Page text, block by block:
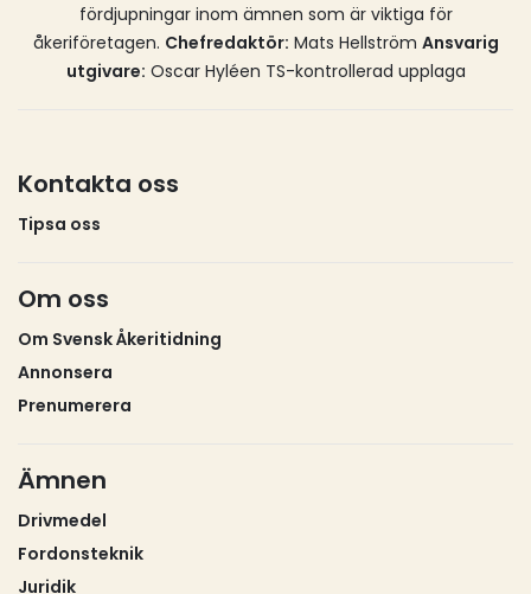
fördjupningar inom ämnen som är viktiga för
åkeriföretagen. Chefredaktör: Mats Hellström Ansvarig
utgivare: Oscar Hyléen TS-kontrollerad upplaga
Kontakta oss
Tipsa oss
Om oss
Om Svensk Åkeritidning
Annonsera
Prenumerera
Ämnen
Drivmedel
Fordonsteknik
Juridik